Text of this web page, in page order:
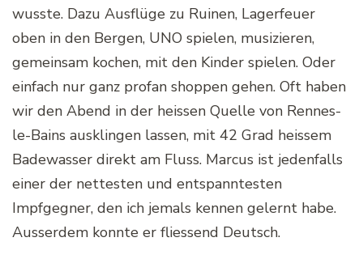
wusste. Dazu Ausflüge zu Ruinen, Lagerfeuer
oben in den Bergen, UNO spielen, musizieren,
gemeinsam kochen, mit den Kinder spielen. Oder
einfach nur ganz profan shoppen gehen. Oft haben
wir den Abend in der heissen Quelle von Rennes-
le-Bains ausklingen lassen, mit 42 Grad heissem
Badewasser direkt am Fluss. Marcus ist jedenfalls
einer der nettesten und entspanntesten
Impfgegner, den ich jemals kennen gelernt habe.
Ausserdem konnte er fliessend Deutsch.